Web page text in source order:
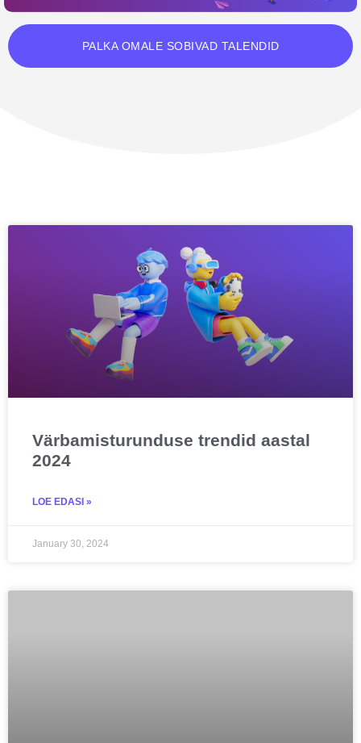
PALKA OMALE SOBIVAD TALENDID
Värbamisturunduse trendid aastal
2024
LOE EDASI »
January 30, 2024